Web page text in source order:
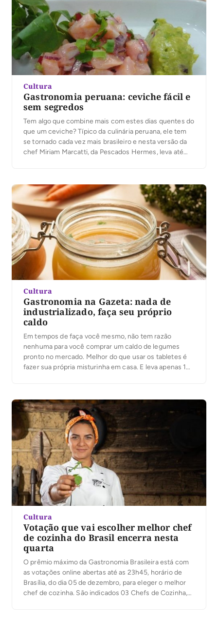
Cultura
Gastronomia peruana: ceviche fácil e
sem segredos
Tem algo que combine mais com estes dias quentes do
que um ceviche? Típico da culinária peruana, ele tem
se tornado cada vez mais brasileiro e nesta versão da
chef Miriam Marcatti, da Pescados Hermes, leva até
por camarão, polvo e até mesmo lagosta. Confira
a receita! Ingredientes 1 kg […]
Cultura
Gastronomia na Gazeta: nada de
industrializado, faça seu próprio
caldo
Em tempos de faça você mesmo, não tem razão
nenhuma para você comprar um caldo de legumes
pronto no mercado. Melhor do que usar os tabletes é
fazer sua própria misturinha em casa. E leva apenas 10
os legumes conforme seu gosto. Ele […]
Cultura
Votação que vai escolher melhor chef
de cozinha do Brasil encerra nesta
quarta
O prêmio máximo da Gastronomia Brasileira está com
as votações online abertas até as 23h45, horário de
Brasília, do dia 05 de dezembro, para eleger o melhor
chef de cozinha. São indicados 03 Chefs de Cozinha,